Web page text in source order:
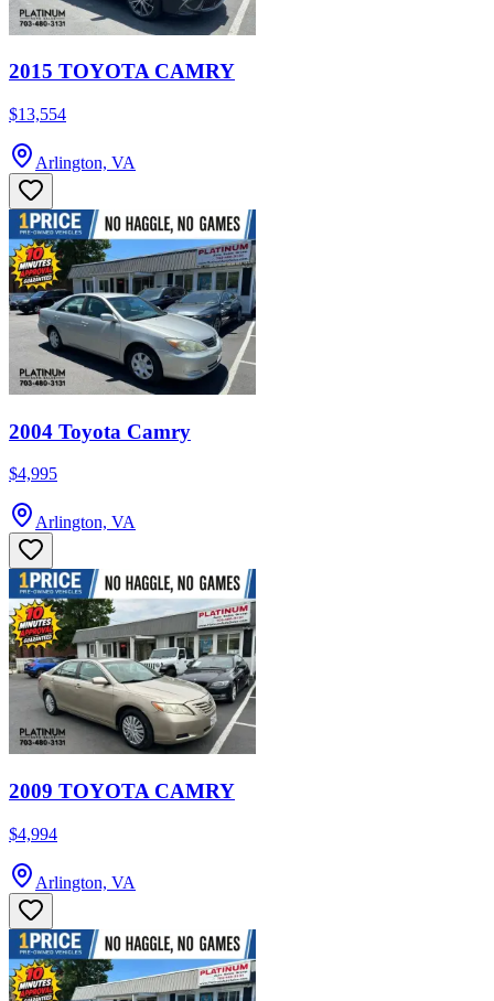
2015 TOYOTA CAMRY
$13,554
Arlington, VA
2004 Toyota Camry
$4,995
Arlington, VA
2009 TOYOTA CAMRY
$4,994
Arlington, VA